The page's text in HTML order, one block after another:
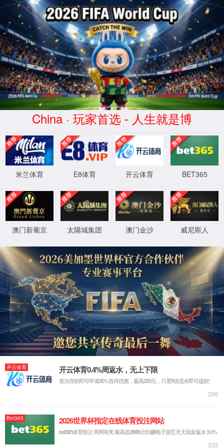
抱歉，您撞到了不存在的页面...
最有可能的原因是：
您输入的网址可能不正确
链接可能已过期
别担心，您可以尝试返回首页
XML 地图